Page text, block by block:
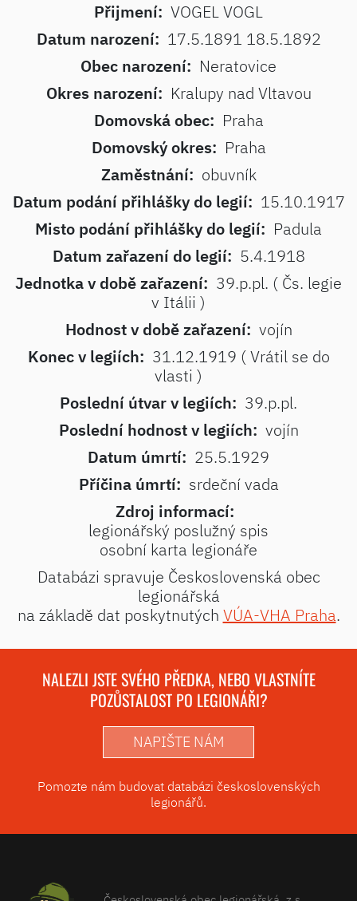
Přijmení: VOGEL VOGL
Datum narození: 17.5.1891 18.5.1892
Obec narození: Neratovice
Okres narození: Kralupy nad Vltavou
Domovská obec: Praha
Domovský okres: Praha
Zaměstnání: obuvník
Datum podání přihlášky do legií: 15.10.1917
Misto podání přihlášky do legií: Padula
Datum zařazení do legií: 5.4.1918
Jednotka v době zařazení: 39.p.pl. ( Čs. legie
v Itálii )
Hodnost v době zařazení: vojín
Konec v legiích: 31.12.1919 ( Vrátil se do
vlasti )
Poslední útvar v legiích: 39.p.pl.
Poslední hodnost v legiích: vojín
Datum úmrtí: 25.5.1929
Příčina úmrtí: srdeční vada
Zdroj informací:
legionářský poslužný spis
osobní karta legionáře
Databázi spravuje Československá obec
legionářská
na základě dat poskytnutých VÚA-VHA Praha.
NALEZLI JSTE SVÉHO PŘEDKA, NEBO VLASTNÍTE
POZŮSTALOST PO LEGIONÁŘI?
NAPIŠTE NÁM
Pomozte nám budovat databázi československých
legionářů.